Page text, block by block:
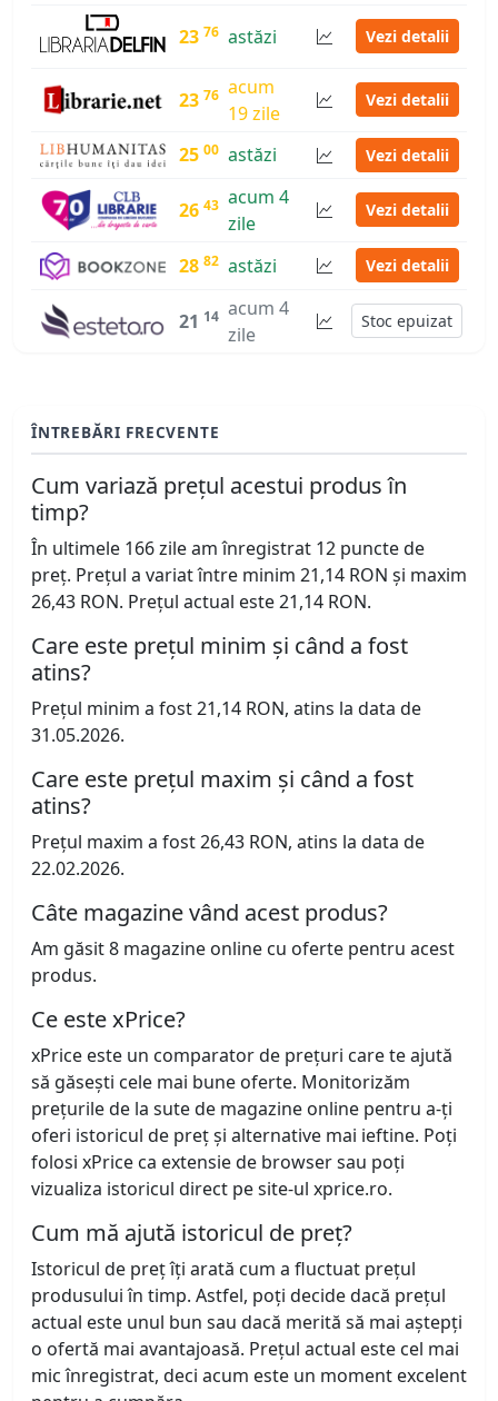
23 76 astăzi Vezi detalii
23 76 acum
19 zile
Vezi detalii
25 00 astăzi Vezi detalii
26 43 acum 4
zile
Vezi detalii
28 82 astăzi Vezi detalii
21 14 acum 4
zile
Stoc epuizat
ÎNTREBĂRI FRECVENTE
Cum variază prețul acestui produs în
timp?
În ultimele 166 zile am înregistrat 12 puncte de
preț. Prețul a variat între minim 21,14 RON și maxim
26,43 RON. Prețul actual este 21,14 RON.
Care este prețul minim și când a fost
atins?
Prețul minim a fost 21,14 RON, atins la data de
31.05.2026.
Care este prețul maxim și când a fost
atins?
Prețul maxim a fost 26,43 RON, atins la data de
22.02.2026.
Câte magazine vând acest produs?
Am găsit 8 magazine online cu oferte pentru acest
produs.
Ce este xPrice?
xPrice este un comparator de prețuri care te ajută
să găsești cele mai bune oferte. Monitorizăm
prețurile de la sute de magazine online pentru a-ți
oferi istoricul de preț și alternative mai ieftine. Poți
folosi xPrice ca extensie de browser sau poți
vizualiza istoricul direct pe site-ul xprice.ro.
Cum mă ajută istoricul de preț?
Istoricul de preț îți arată cum a fluctuat prețul
produsului în timp. Astfel, poți decide dacă prețul
actual este unul bun sau dacă merită să mai aștepți
o ofertă mai avantajoasă. Prețul actual este cel mai
mic înregistrat, deci acum este un moment excelent